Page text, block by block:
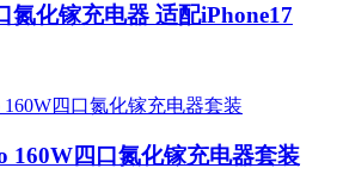
氮化镓充电器 适配iPhone17
160W四口氮化镓充电器套装